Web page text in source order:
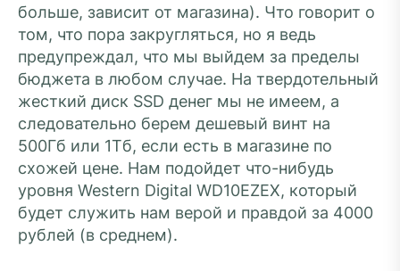
больше, зависит от магазина). Что говорит о
том, что пора закругляться, но я ведь
предупреждал, что мы выйдем за пределы
бюджета в любом случае. На твердотельный
жесткий диск SSD денег мы не имеем, а
следовательно берем дешевый винт на
500Гб или 1Тб, если есть в магазине по
схожей цене. Нам подойдет что-нибудь
уровня Western Digital WD10EZEX, который
будет служить нам верой и правдой за 4000
рублей (в среднем).